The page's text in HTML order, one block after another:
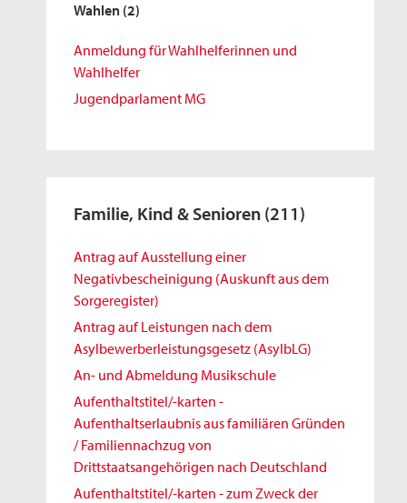
Wahlen (2)
Anmeldung für Wahlhelferinnen und
Wahlhelfer
Jugendparlament MG
Familie, Kind & Senioren (211)
Antrag auf Ausstellung einer
Negativbescheinigung (Auskunft aus dem
Sorgeregister)
Antrag auf Leistungen nach dem
Asylbewerberleistungsgesetz (AsylbLG)
An- und Abmeldung Musikschule
Aufenthaltstitel/-karten -
Aufenthaltserlaubnis aus familiären Gründen
/ Familiennachzug von
Drittstaatsangehörigen nach Deutschland
Aufenthaltstitel/-karten - zum Zweck der